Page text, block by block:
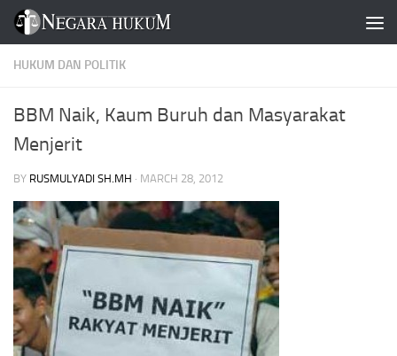
Skip to content
HUKUM DAN POLITIK
BBM Naik, Kaum Buruh dan Masyarakat
Menjerit
BY RUSMULYADI SH.MH · MARCH 28, 2012